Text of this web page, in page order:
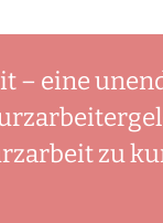
– eine
zu